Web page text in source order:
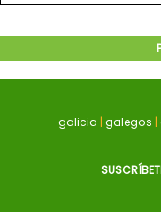
galicia | galegos |